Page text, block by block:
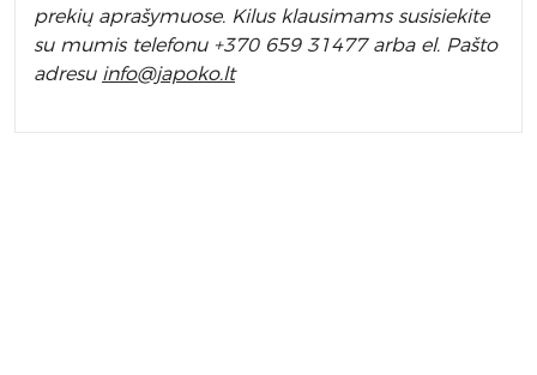
prekių aprašymuose. Kilus klausimams susisiekite
su mumis telefonu +370 659 31477 arba el. Pašto
adresu info@japoko.lt